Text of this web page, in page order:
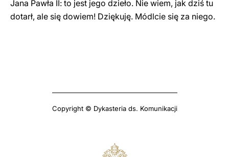
Jana Pawła II: to jest jego dzieło. Nie wiem, jak dziś tu
dotarł, ale się dowiem! Dziękuję. Módlcie się za niego.
Copyright © Dykasteria ds. Komunikacji